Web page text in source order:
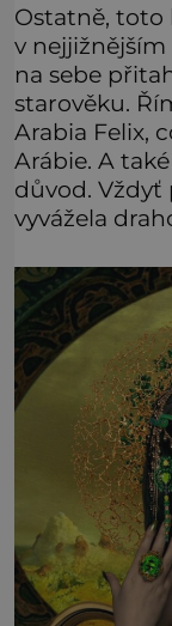
Ostatně, toto
v
na sebe
starověku.
Arabia Felix,
Arábie. A
důvod. Vždyť
vyvážela